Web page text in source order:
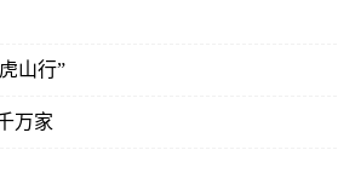
山行”
万家